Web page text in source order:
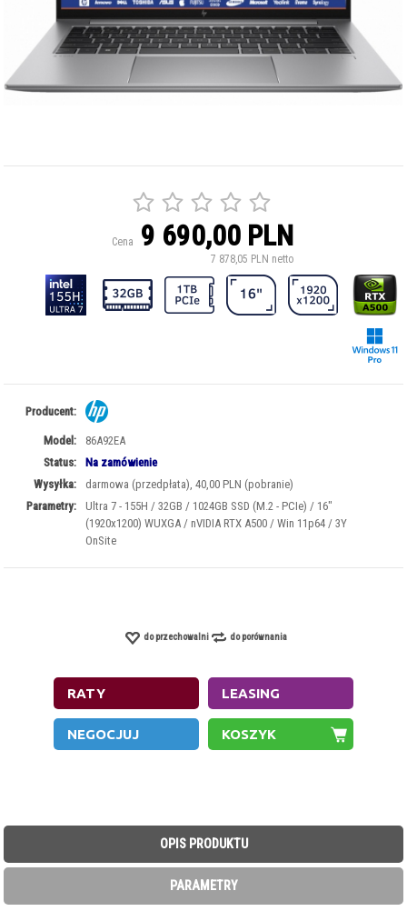
Cena 9 690,00 PLN
7 878,05 PLN netto
Producent:
Model:
86A92EA
Status:
Na zamówienie
Wysyłka:
darmowa (przedpłata), 40,00 PLN (pobranie)
Parametry:
Ultra 7 - 155H / 32GB / 1024GB SSD (M.2 - PCIe) / 16"
(1920x1200) WUXGA / nVIDIA RTX A500 / Win 11p64 / 3Y
OnSite
do przechowalni do porównania
OPIS PRODUKTU
PARAMETRY